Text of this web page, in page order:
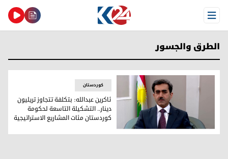
Open Menu
الطرق والجسور
ئاكرین عبدالله: بتكلفة تتجاوز تريليون دينار.. التشكيلة
کوردستان
ئاكرین عبدالله: بتكلفة تتجاوز تريليون
دينار.. التشكيلة التاسعة لحكومة
كوردستان مئات المشاریع الاستراتيجية